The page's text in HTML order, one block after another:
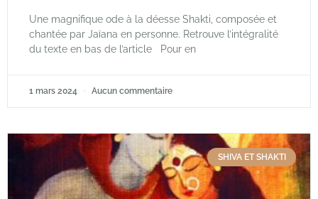
Une magnifique ode à la déesse Shakti, composée et
chantée par Jaïana en personne. Retrouve l’intégralité
du texte en bas de l’article Pour en
1 mars 2024 Aucun commentaire
SHIVA ET SHAKTI